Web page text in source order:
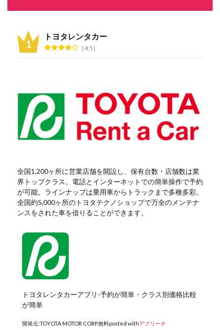
トヨタレンタカー
4.5
全国1,200ヶ所に営業店舗を開設し、保有台数・店舗数は業
界トップクラス。電話とインターネットでの簡単操作で予約
が可能。ラインナップは乗用車からトラックまで多種多彩。
全国約5,000ヶ所のトヨタテクノショップで万全のメンテナ
ンスをされた車を借りることができます。
トヨタレンタカーアプリ-予約が簡単・クラス別価格比較
が簡単
開発元:TOYOTA MOTOR CORP.無料posted withアプリーチ